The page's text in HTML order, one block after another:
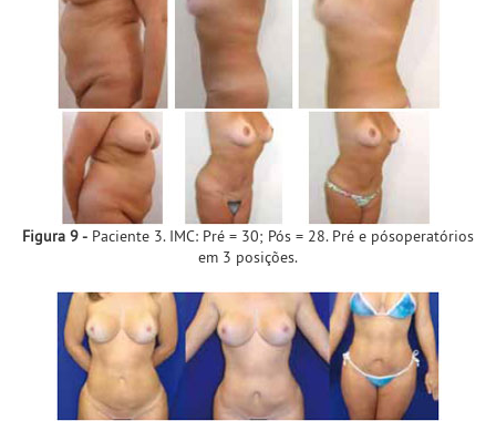
Figura 9 - Paciente 3. IMC: Pré = 30; Pós = 28. Pré e pósoperatórios
em 3 posições.